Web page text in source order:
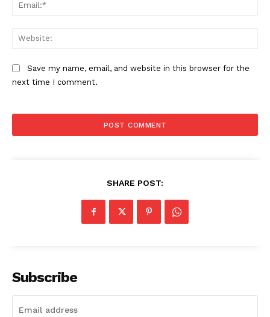
Save my name, email, and website in this browser for the
next time I comment.
SHARE POST:
Subscribe